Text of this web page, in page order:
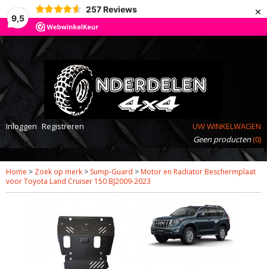
9,5
257 Reviews ×
Inloggen Registreren
UW WINKELWAGEN
Geen producten(0)
Home > Zoek op merk > Sump-Guard > Motor en Radiator Beschermplaat
voor Toyota Land Cruiser 150 BJ2009-2023